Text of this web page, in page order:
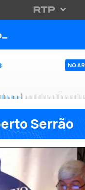
NO AR
Serrão